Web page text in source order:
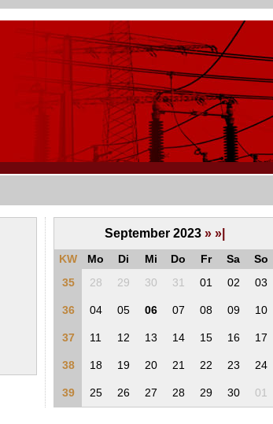
September 2023 » »|
KW Mo Di Mi Do Fr Sa
So
35
28 29 30 31 01 02 03
36 04 05 06 07 08 09 10
37 11 12 13 14 15 16 17
38 18 19 20 21 22 23 24
39 25 26 27 28 29 30 01